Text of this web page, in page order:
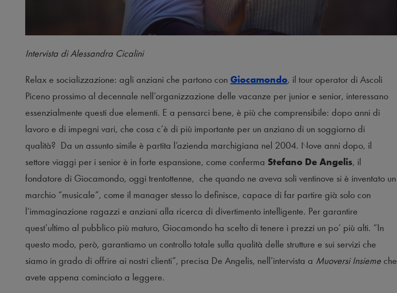
Intervista di Alessandra Cicalini
Relax e socializzazione: agli anziani che partono con Giocamondo, il tour operator di Ascoli
Piceno prossimo al decennale nell’organizzazione delle vacanze per junior e senior, interessano
essenzialmente questi due elementi. E a pensarci bene, è più che comprensibile: dopo anni di
lavoro e di impegni vari, che cosa c’è di più importante per un anziano di un soggiorno di
qualità? Da un assunto simile è partita l’azienda marchigiana nel 2004. Nove anni dopo, il
settore viaggi per i senior è in forte espansione, come conferma Stefano De Angelis, il
fondatore di Giocamondo, oggi trentottenne, che quando ne aveva soli ventinove si è inventato un
marchio “musicale”, come il manager stesso lo definisce, capace di far partire già solo con
l’immaginazione ragazzi e anziani alla ricerca di divertimento intelligente. Per garantire
quest’ultimo al pubblico più maturo, Giocamondo ha scelto di tenere i prezzi un po’ più alti. “In
questo modo, però, garantiamo un controllo totale sulla qualità delle strutture e sui servizi che
siamo in grado di offrire ai nostri clienti”, precisa De Angelis, nell’intervista a Muoversi Insieme che
avete appena cominciato a leggere.